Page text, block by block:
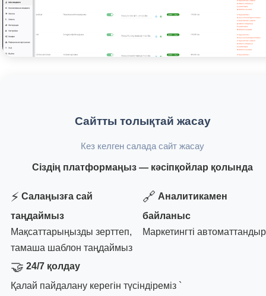
Сайтты толықтай жасау
Кез келген салада сайт жасау
Сіздің платформаңыз — кәсіпқойлар қолында
⚡ Салаңызға сай
таңдаймыз
Мақсаттарыңызды зерттеп,
тамаша шаблон таңдаймыз
🔗 Аналитикамен
байланыс
Маркетингті
🤝 24/7 қолдау
Қалай пайдалану керегін түсіндіреміз `